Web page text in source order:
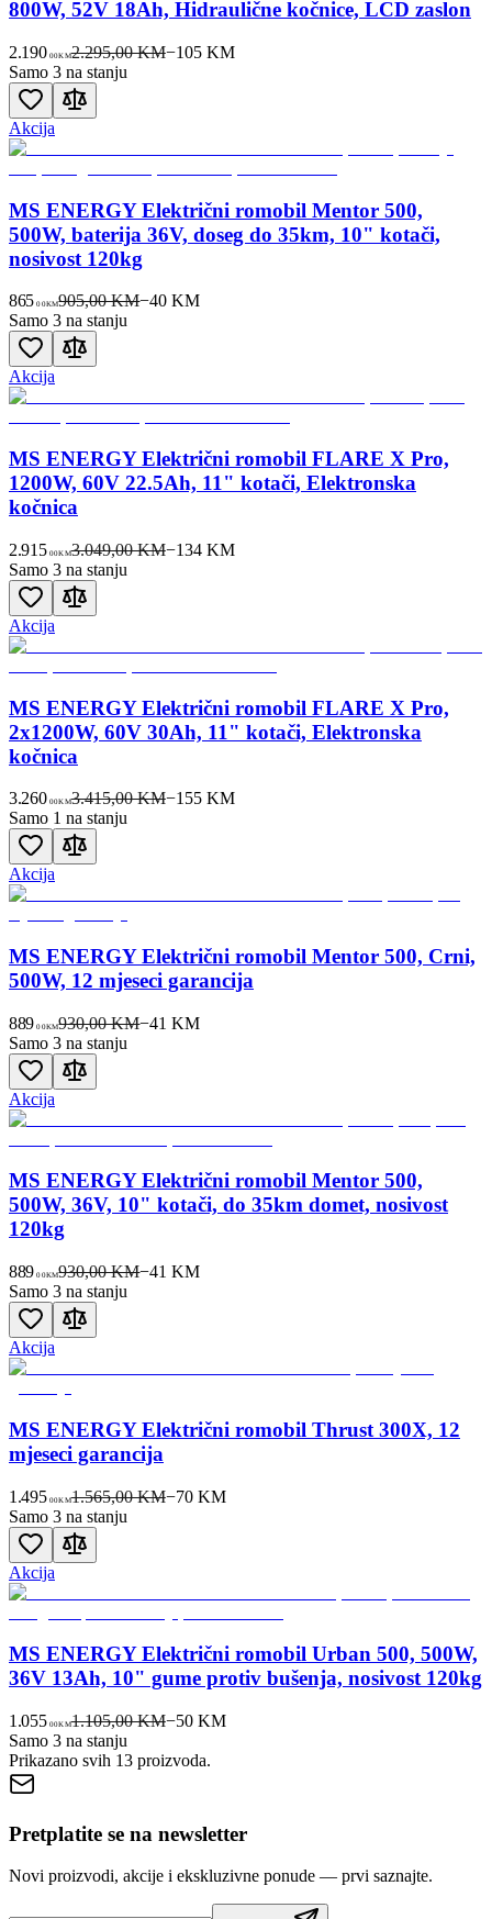
800W, 52V 18Ah, Hidraulične kočnice, LCD zaslon
2.190 00KM2.295,00 KM−105KM
Samo 3 na stanju
Akcija
MS ENERGY Električni romobil Mentor 500,
500W, baterija 36V, doseg do 35km, 10" kotači,
nosivost 120kg
865 00KM905,00 KM−40 KM
Samo 3 na stanju
Akcija
MS ENERGY Električni romobil FLARE X Pro,
1200W, 60V 22.5Ah, 11" kotači, Elektronska
kočnica
2.915 00KM3.049,00 KM−134KM
Samo 3 na stanju
Akcija
MS ENERGY Električni romobil FLARE X Pro,
2x1200W, 60V 30Ah, 11" kotači, Elektronska
kočnica
3.260 00KM3.415,00 KM−155KM
Samo 1 na stanju
Akcija
MS ENERGY Električni romobil Mentor 500, Crni,
500W, 12 mjeseci garancija
889 00KM930,00 KM−41 KM
Samo 3 na stanju
Akcija
MS ENERGY Električni romobil Mentor 500,
500W, 36V, 10" kotači, do 35km domet, nosivost
120kg
889 00KM930,00 KM−41 KM
Samo 3 na stanju
Akcija
MS ENERGY Električni romobil Thrust 300X, 12
mjeseci garancija
1.495 00KM1.565,00 KM−70KM
Samo 3 na stanju
Akcija
MS ENERGY Električni romobil Urban 500, 500W,
36V 13Ah, 10" gume protiv bušenja, nosivost 120kg
1.055 00KM1.105,00 KM−50KM
Samo 3 na stanju
Prikazano svih 13 proizvoda.
Pretplatite se na newsletter
Novi proizvodi, akcije i ekskluzivne ponude — prvi saznajte.